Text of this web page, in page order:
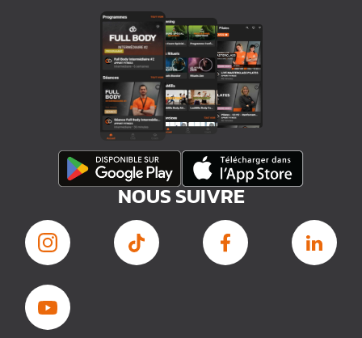
NOUS SUIVRE